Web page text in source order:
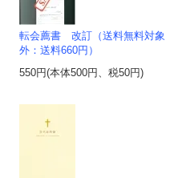
転会薦書 改訂（送料無料対象
外：送料660円）
550円(本体500円、税50円)